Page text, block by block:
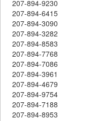
207-894-9230
207-894-6415
207-894-3090
207-894-3282
207-894-8583
207-894-7768
207-894-7086
207-894-3961
207-894-4679
207-894-9754
207-894-7188
207-894-8953